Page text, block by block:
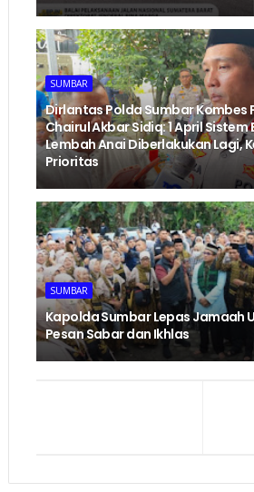
SUMBAR
Dirlantas Polda Sumbar Kombes
Chairul Akbar Sidiq: 1 April Sistem
Lembah Anai Diberlakukan Lagi,
Prioritas
SUMBAR
Kapolda Sumbar Lepas Jamaah
Pesan Sabar dan Ikhlas